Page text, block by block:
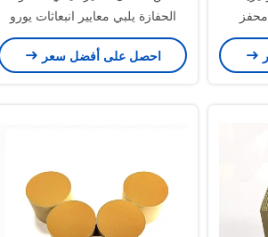
الحفازة يلبي معايير انبعاثات يورو
6/VI
احصل على أفضل سعر